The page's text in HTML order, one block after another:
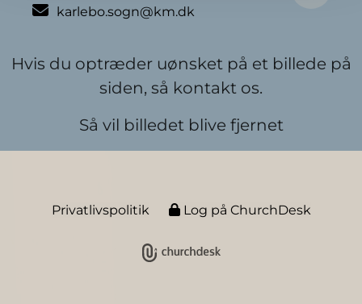
 karlebo.sogn@km.dk
Hvis du optræder uønsket på et billede på
siden, så kontakt os.
Så vil billedet blive fjernet
Privatlivspolitik Log på ChurchDesk